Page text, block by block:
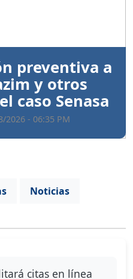
preventiva a
y otros
caso Senasa
2026 - 06:35 PM
Noticias
citas en línea